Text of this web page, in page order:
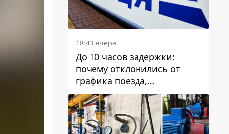
18:43 вчера
До 10 часов задержки:
почему отклонились от
графика поезда,
курсирующие через Днепр
и область